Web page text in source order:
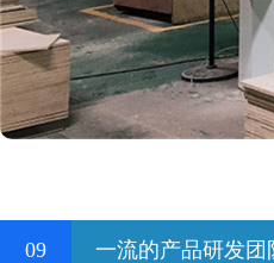
09 一流的产品研发团